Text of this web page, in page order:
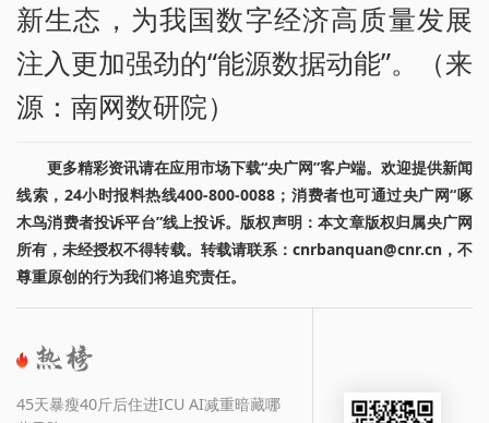
新生态，为我国数字经济高质量发展
注入更加强劲的“能源数据动能”。（来
源：南网数研院）
更多精彩资讯请在应用市场下载“央广网”客户端。欢迎提供新闻
线索，24小时报料热线400-800-0088；消费者也可通过央广网“啄
木鸟消费者投诉平台”线上投诉。版权声明：本文章版权归属央广网
所有，未经授权不得转载。转载请联系：cnrbanquan@cnr.cn，不
尊重原创的行为我们将追究责任。
45天暴瘦40斤后住进ICU AI减重暗藏哪